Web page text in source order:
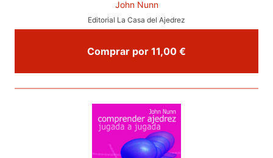
John Nunn
Editorial La Casa del Ajedrez
Comprar por 11,00 €